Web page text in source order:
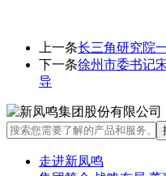
上一条长三角研究院
下一条徐州市委书记
导
走进新凤鸣